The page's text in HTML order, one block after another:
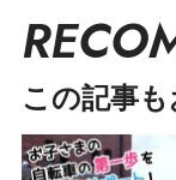
この記事